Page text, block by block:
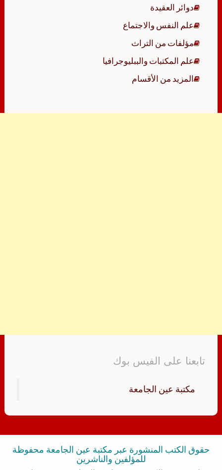
دوائر العقيدة
علم النفس والاجتماع
مؤلفات من التراث
علم المكتبات والببليوجرافيا
المزيد من الأقسام
تابعنا على الفيس بوك
‏مكتبة عين الجامعة‏
حقوق الكتب المنشورة عبر مكتبة عين الجامعة محفوظة
للمؤلفين والناشرين